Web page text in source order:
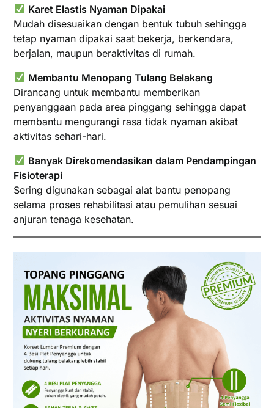
Karet Elastis Nyaman Dipakai
Mudah disesuaikan dengan bentuk tubuh sehingga
tetap nyaman dipakai saat bekerja, berkendara,
berjalan, maupun beraktivitas di rumah.
Membantu Menopang Tulang Belakang
Dirancang untuk membantu memberikan
penyanggaan pada area pinggang sehingga dapat
membantu mengurangi rasa tidak nyaman akibat
aktivitas sehari-hari.
Banyak Direkomendasikan dalam Pendampingan
Fisioterapi
Sering digunakan sebagai alat bantu penopang
selama proses rehabilitasi atau pemulihan sesuai
anjuran tenaga kesehatan.